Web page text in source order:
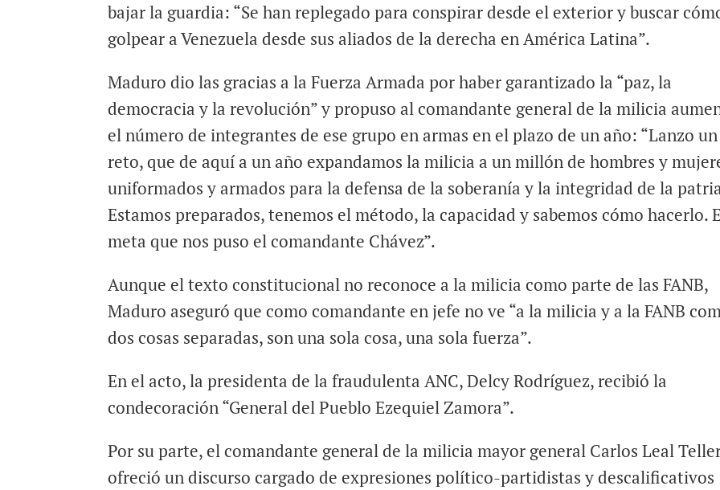
bajar la guardia: “Se han replegado para conspirar desde el exterior y buscar
golpear a Venezuela desde sus aliados de la derecha en América Latina”.
Maduro dio las gracias a la Fuerza Armada por haber garantizado la “paz, la
democracia y la revolución” y propuso al comandante general de la milicia
el número de integrantes de ese grupo en armas en el plazo de un año: “Lanzo un
reto, que de aquí a un año expandamos la milicia a un millón de hombres y
uniformados y armados para la defensa de la soberanía y la integridad de la
Estamos preparados, tenemos el método, la capacidad y sabemos cómo hacerlo.
meta que nos puso el comandante Chávez”.
Aunque el texto constitucional no reconoce a la milicia como parte de las FANB,
Maduro aseguró que como comandante en jefe no ve “a la milicia y a la FANB
dos cosas separadas, son una sola cosa, una sola fuerza”.
En el acto, la presidenta de la fraudulenta ANC, Delcy Rodríguez, recibió la
condecoración “General del Pueblo Ezequiel Zamora”.
Por su parte, el comandante general de la milicia mayor general Carlos Leal
ofreció un discurso cargado de expresiones político-partidistas y descalificativos